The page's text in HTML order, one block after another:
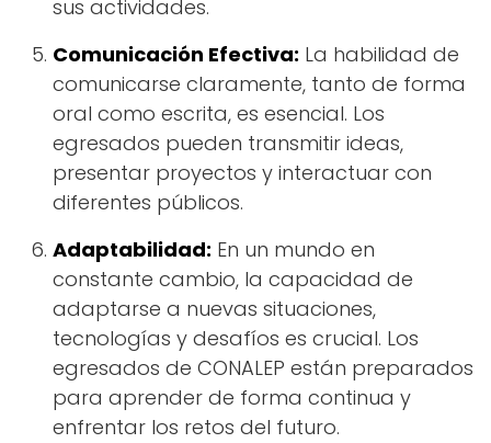
sus actividades.
Comunicación Efectiva: La habilidad de
comunicarse claramente, tanto de forma
oral como escrita, es esencial. Los
egresados pueden transmitir ideas,
presentar proyectos y interactuar con
diferentes públicos.
Adaptabilidad: En un mundo en
constante cambio, la capacidad de
adaptarse a nuevas situaciones,
tecnologías y desafíos es crucial. Los
egresados de CONALEP están preparados
para aprender de forma continua y
enfrentar los retos del futuro.